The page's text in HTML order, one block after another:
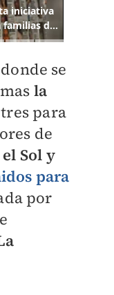
se
la
para
de
Sol y
para
por